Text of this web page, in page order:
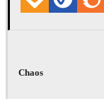
Chaos